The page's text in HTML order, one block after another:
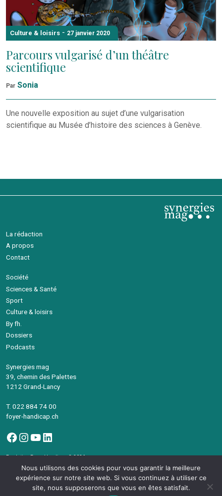
Culture & loisirs - 27 janvier 2020
Parcours vulgarisé d’un théâtre
scientifique
Par Sonia
Une nouvelle exposition au sujet d’une vulgarisation
scientifique au Musée d’histoire des sciences à Genève.
La rédaction
A propos
Contact
Société
Sciences & Santé
Sport
Culture & loisirs
By fh.
Dossiers
Podcasts
Synergies mag
39, chemin des Palettes
1212 Grand-Lancy
T. 022 884 74 00
foyer-handicap.ch
Facebook
Instagram
YouTube
LinkedIn
Fondation Foyer-Handicap © 2026
Avec le soutien de la République et canton de Genève
©Synergies Mag – Intégrationdevsector.ch
Nous utilisons des cookies pour vous garantir la meilleure
expérience sur notre site web. Si vous continuez à utiliser ce
site, nous supposerons que vous en êtes satisfait.